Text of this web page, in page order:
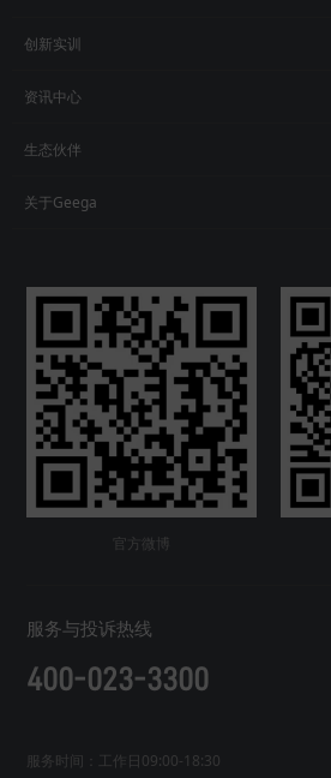
创新实训
资讯中心
生态伙伴
关于Geega
官方微博
服务与投诉热线
400-023-3300
服务时间：工作日09:00-18:30